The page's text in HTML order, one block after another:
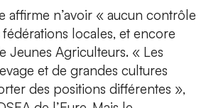
affirme n’avoir « aucun contrôle
locales, et encore
Jeunes Agriculteurs. « Les
et de grandes cultures
des positions différentes »,